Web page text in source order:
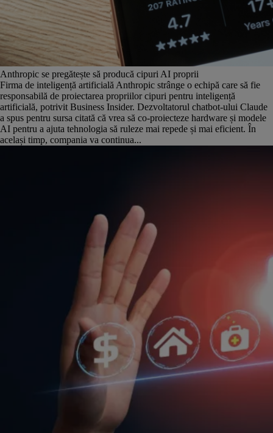
Anthropic se pregătește să producă cipuri AI proprii
Firma de inteligență artificială Anthropic strânge o echipă care să fie
responsabilă de proiectarea propriilor cipuri pentru inteligență
artificială, potrivit Business Insider. Dezvoltatorul chatbot-ului Claude
a spus pentru sursa citată că vrea să co-proiecteze hardware și modele
AI pentru a ajuta tehnologia să ruleze mai repede și mai eficient. În
același timp, compania va continua...